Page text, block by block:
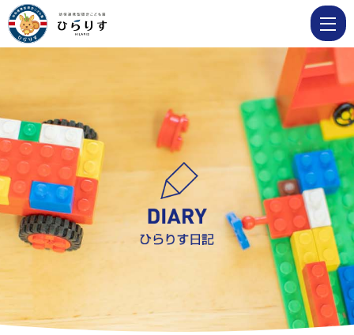
12
学
校
法
人
明
善
園
幼